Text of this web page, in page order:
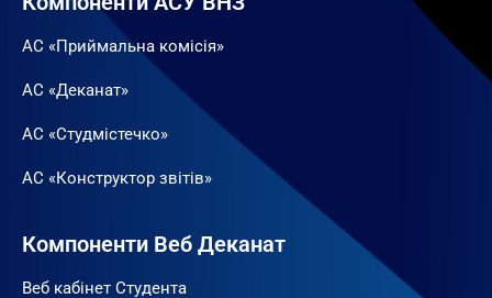
АС «Приймальна комісія»
АС «Деканат»
АС «Студмістечко»
АС «Конструктор звітів»
Компоненти Веб Деканат
Веб кабінет Студента